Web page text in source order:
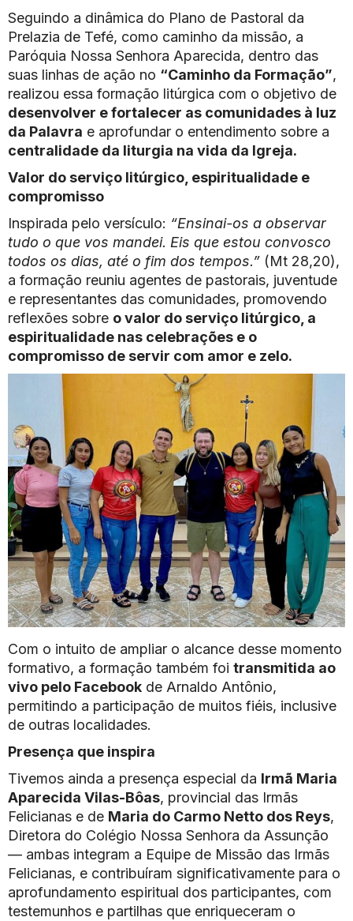
Seguindo a dinâmica do Plano de Pastoral da
Prelazia de Tefé, como caminho da missão, a
Paróquia Nossa Senhora Aparecida, dentro das
suas linhas de ação no “Caminho da Formação”,
realizou essa formação litúrgica com o objetivo de
desenvolver e fortalecer as comunidades à luz
da Palavra e aprofundar o entendimento sobre a
centralidade da liturgia na vida da Igreja.
Valor do serviço litúrgico, espiritualidade e
compromisso
Inspirada pelo versículo: “Ensinai-os a observar
tudo o que vos mandei. Eis que estou convosco
todos os dias, até o fim dos tempos.” (Mt 28,20),
a formação reuniu agentes de pastorais, juventude
e representantes das comunidades, promovendo
reflexões sobre o valor do serviço litúrgico, a
espiritualidade nas celebrações e o
compromisso de servir com amor e zelo.
Com o intuito de ampliar o alcance desse momento
formativo, a formação também foi transmitida ao
vivo pelo Facebook de Arnaldo Antônio,
permitindo a participação de muitos fiéis, inclusive
de outras localidades.
Presença que inspira
Tivemos ainda a presença especial da Irmã Maria
Aparecida Vilas-Bôas, provincial das Irmãs
Felicianas e de Maria do Carmo Netto dos Reys,
Diretora do Colégio Nossa Senhora da Assunção
— ambas integram a Equipe de Missão das Irmãs
Felicianas, e contribuíram significativamente para o
aprofundamento espiritual dos participantes, com
testemunhos e partilhas que enriqueceram o